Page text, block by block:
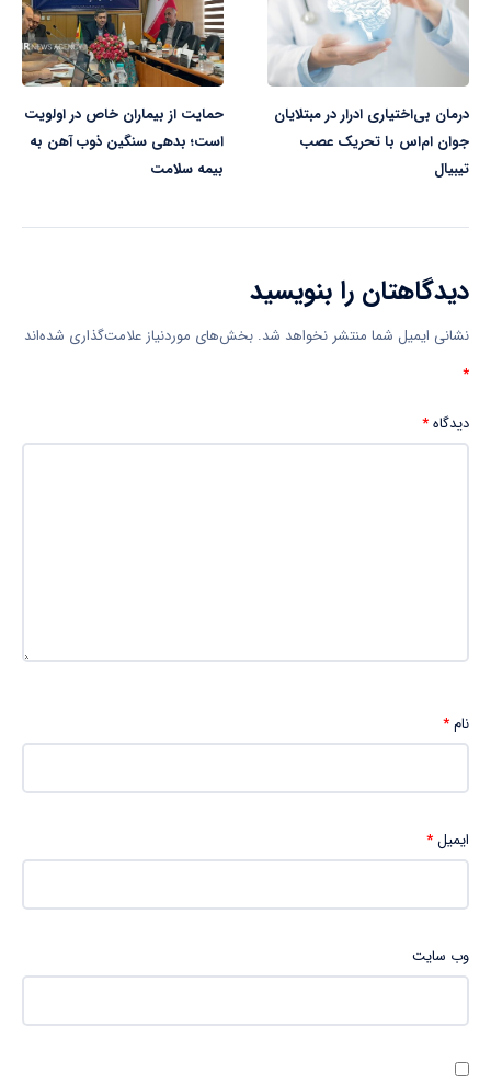
درمان بی‌اختیاری ادرار در مبتلایان
جوان ام‌اس با تحریک عصب
تیبیال
حمایت از بیماران خاص در اولویت
است؛ بدهی سنگین ذوب آهن به
بیمه سلامت
دیدگاهتان را بنویسید
نشانی ایمیل شما منتشر نخواهد شد. بخش‌های موردنیاز علامت‌گذاری شده‌اند
*
دیدگاه*
نام*
ایمیل*
وب‌ سایت